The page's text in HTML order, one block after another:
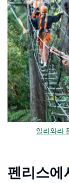
일라와라
펜리스에